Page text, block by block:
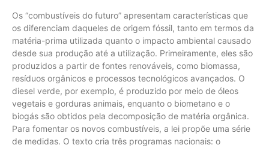
Os “combustíveis do futuro” apresentam características que
os diferenciam daqueles de origem fóssil, tanto em termos da
matéria-prima utilizada quanto o impacto ambiental causado
desde sua produção até a utilização. Primeiramente, eles são
produzidos a partir de fontes renováveis, como biomassa,
resíduos orgânicos e processos tecnológicos avançados. O
diesel verde, por exemplo, é produzido por meio de óleos
vegetais e gorduras animais, enquanto o biometano e o
biogás são obtidos pela decomposição de matéria orgânica.
Para fomentar os novos combustíveis, a lei propõe uma série
de medidas. O texto cria três programas nacionais: o